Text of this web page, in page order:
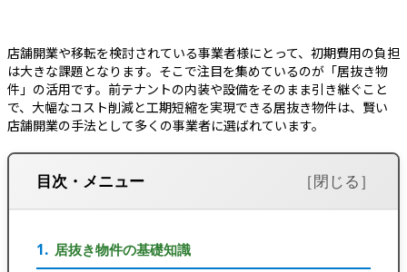
店舗開業や移転を検討されている事業者様にとって、初期費用の負担
は大きな課題となります。そこで注目を集めているのが「居抜き物
件」の活用です。前テナントの内装や設備をそのまま引き継ぐこと
で、大幅なコスト削減と工期短縮を実現できる居抜き物件は、賢い
店舗開業の手法として多くの事業者に選ばれています。
目次・メニュー
居抜き物件の基礎知識